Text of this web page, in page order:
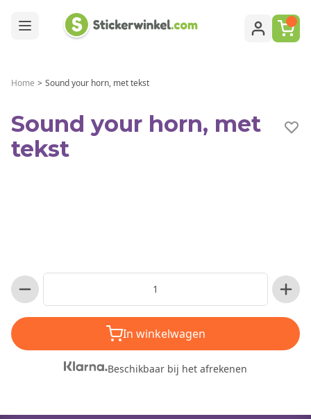
Home > Sound your horn, met tekst
Sound your horn, met
tekst
In winkelwagen
Beschikbaar bij het afrekenen